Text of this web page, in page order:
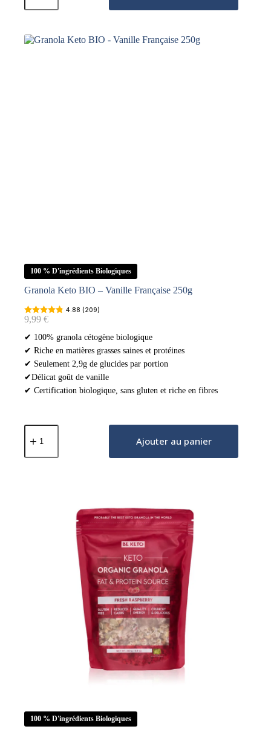
Keto
-
Cacao
100 % D'ingrédients Biologiques
Granola Keto BIO – Vanille Française 250g
4.88 (209)
9,99 €
✔ 100% granola cétogène biologique
✔ Riche en matières grasses saines et protéines
✔ Seulement 2,9g de glucides par portion
✔Délicat goût de vanille
✔ Certification biologique, sans gluten et riche en fibres
quantité
de
Keto
Ajouter au panier
100 % D'ingrédients Biologiques